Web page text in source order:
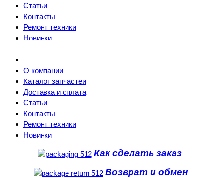
Статьи
Контакты
Ремонт техники
Новинки
О компании
Каталог запчастей
Доставка и оплата
Статьи
Контакты
Ремонт техники
Новинки
Как сделать заказ
Возврат и обмен